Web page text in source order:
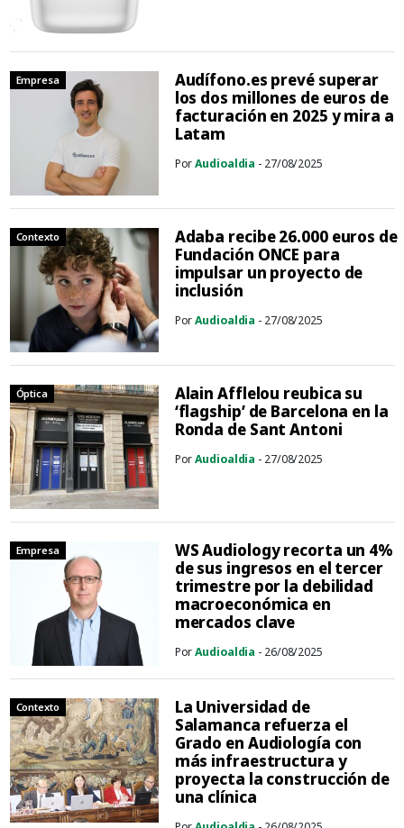
Empresa
Audífono.es prevé superar
los dos millones de euros de
facturación en 2025 y mira a
Latam
PorAudioaldia - 27/08/2025
Contexto
Adaba recibe 26.000 euros de
Fundación ONCE para
impulsar un proyecto de
inclusión
PorAudioaldia - 27/08/2025
Óptica
Alain Afflelou reubica su
‘flagship’ de Barcelona en la
Ronda de Sant Antoni
PorAudioaldia - 27/08/2025
Empresa
WS Audiology recorta un 4%
de sus ingresos en el tercer
trimestre por la debilidad
macroeconómica en
mercados clave
PorAudioaldia - 26/08/2025
Contexto
La Universidad de
Salamanca refuerza el
Grado en Audiología con
más infraestructura y
proyecta la construcción de
una clínica